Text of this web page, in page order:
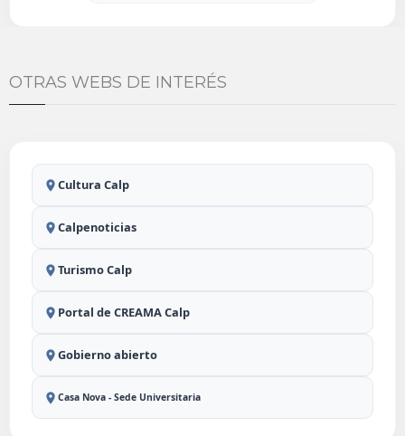
OTRAS WEBS DE INTERÉS
Cultura Calp
Calpenoticias
Turismo Calp
Portal de CREAMA Calp
Gobierno abierto
Casa Nova - Sede Universitaria